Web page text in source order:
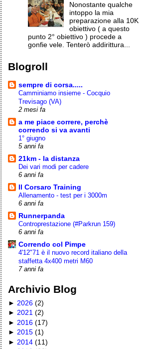
Nonostante qualche
intoppo la mia
preparazione alla 10K
obiettivo ( a questo
punto 2° obiettivo ) procede a
gonfie vele. Tenterò addirittura...
Blogroll
sempre di corsa.....
Camminiamo insieme - Cocquio
Trevisago (VA)
2 mesi fa
a me piace correre, perchè
correndo si va avanti
1° giugno
5 anni fa
21km - la distanza
Dei vari modi per cadere
6 anni fa
Il Corsaro Training
Allenamento - test per i 3000m
6 anni fa
Runnerpanda
Controprestazione (#Parkrun 159)
6 anni fa
Correndo col Pimpe
4'12"71 è il nuovo record italiano della
staffetta 4x400 metri M60
7 anni fa
Archivio Blog
► 2026 (2)
►2021 (2)
► 2016 (17)
►2015 (1)
► 2014 (11)